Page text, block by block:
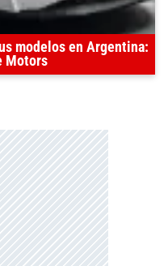
modelos en Argentina:
Motors